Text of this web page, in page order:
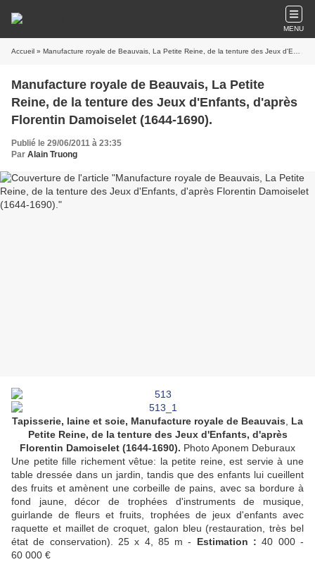
MENU
Accueil » Manufacture royale de Beauvais, La Petite Reine, de la tenture des Jeux d'Enfants, d'après Florentin Damoiselet (1644-1690).
Manufacture royale de Beauvais, La Petite
Reine, de la tenture des Jeux d'Enfants, d'après
Florentin Damoiselet (1644-1690).
Publié le 29/06/2011 à 23:35
Par Alain Truong
Tapisserie, laine et soie, Manufacture royale de Beauvais
La
Petite Reine, de la tenture des Jeux d'Enfants, d'après
Florentin Damoiselet (1644-1690). Photo Aponem Deburaux
Une petite fille richement vêtue: la petite reine, est servie à une
table dressée dans un jardin, tandis que des enfants lui cueillent
des fruits et amènent une corbeille de pains, avec sa bordure à
fond jaune, décor de trophées d'instruments de musique,
guirlande de fleurs et fruits, trophées de jeux d'enfants avec
raquette et maillet de croquet, galon bleu (restauration, très bel
état de conservation). 25 x 4, 85 m - Estimation :40 000 -
60 000 €